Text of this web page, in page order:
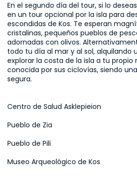
En el segundo día del tour, si lo
en un tour opcional por la isla para
escondidas de Kos. Te esperan
cristalinas, pequeños pueblos de
adornadas con olivos.
todo tu día al mar y al sol, alquilando
explorar la costa de la isla a tu propio
conocida por sus ciclovías, siendo
segura.
Centro de Salud Asklepieion
Pueblo de Zia
Pueblo de Pili
Museo Arqueológico de Kos